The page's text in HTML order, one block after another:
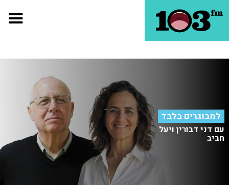
למבוגרים בלבד
עם דני דבורין ויעל
חביב